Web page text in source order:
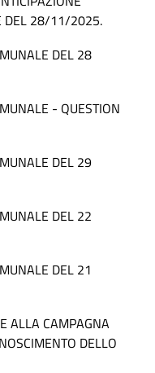
DEL 28/11/2025.
DEL 28
- QUESTION
DEL 29
DEL 22
DEL 21
ALLA CAMPAGNA
DELLO